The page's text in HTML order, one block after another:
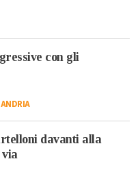
con gli
davanti alla
via